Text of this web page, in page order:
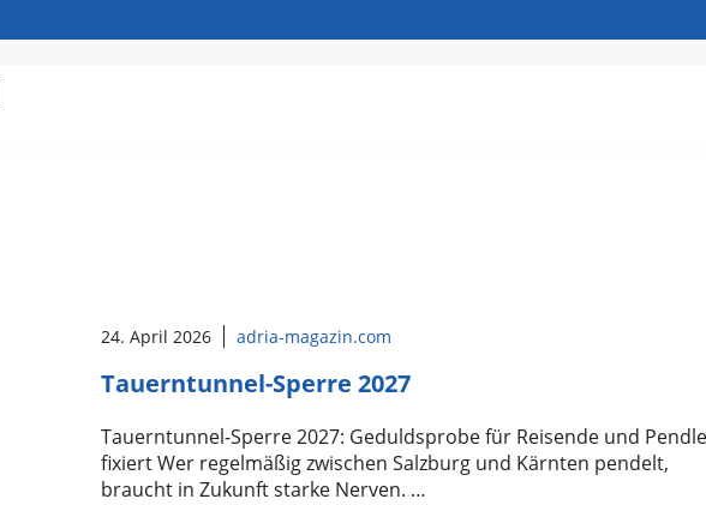
24. April 2026 adria-magazin.com
Tauerntunnel-Sperre 2027
Tauerntunnel-Sperre 2027: Geduldsprobe für Reisende und
fixiert Wer regelmäßig zwischen Salzburg und Kärnten pendelt,
braucht in Zukunft starke Nerven. …